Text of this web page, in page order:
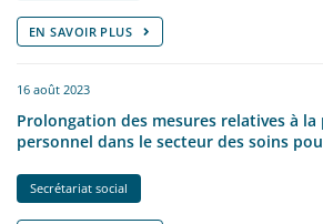
EN SAVOIR PLUS
16 août 2023
Prolongation des mesures relatives à la
personnel dans le secteur des soins
Secrétariat social